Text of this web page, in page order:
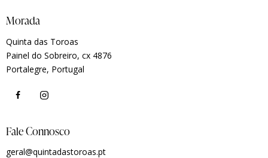
Morada
Quinta das Toroas
Painel do Sobreiro, cx 4876
Portalegre, Portugal
Fale Connosco
geral@quintadastoroas.pt